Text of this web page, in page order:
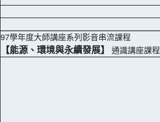
97學年度大師講座系列影音串流課程
【能源、環境與永續發展】
通識講座課程